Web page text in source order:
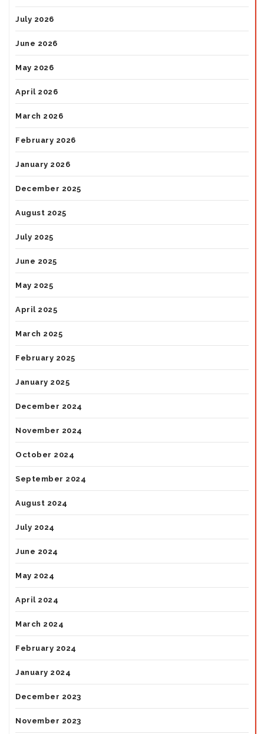
July 2026
June 2026
May 2026
April 2026
March 2026
February 2026
January 2026
December 2025
August 2025
July 2025
June 2025
May 2025
April 2025
March 2025
February 2025
January 2025
December 2024
November 2024
October 2024
September 2024
August 2024
July 2024
June 2024
May 2024
April 2024
March 2024
February 2024
January 2024
December 2023
November 2023